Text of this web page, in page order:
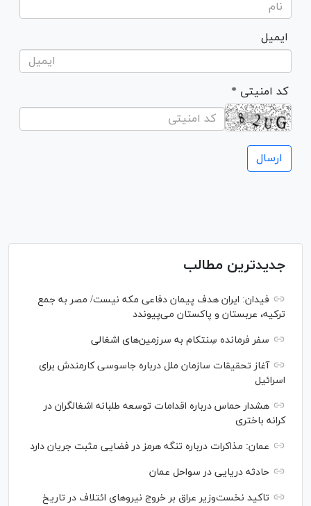
ایمیل
* کد امنیتی
جدیدترین مطالب
فیدان: ایران هدف پیمان دفاعی مکه نیست/ مصر به جمع
ترکیه، عربستان و پاکستان می‌پیوندد
سفر فرمانده سِنتکام به سرزمین‌های اشغالی
آغاز تحقیقات سازمان ملل درباره جاسوسی کارمندش برای
اسرائیل
هشدار حماس درباره اقدامات توسعه طلبانه اشغالگران در
کرانه باختری
عمان: مذاکرات درباره تنگه هرمز در فضایی مثبت جریان دارد
حادثه دریایی در سواحل عمان
تاکید نخست‌وزیر عراق بر خروج نیروهای ائتلاف در تاریخ